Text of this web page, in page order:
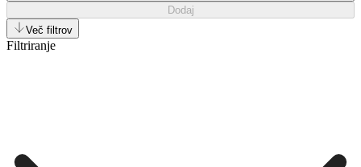
Dodaj
Več filtrov
Filtriranje